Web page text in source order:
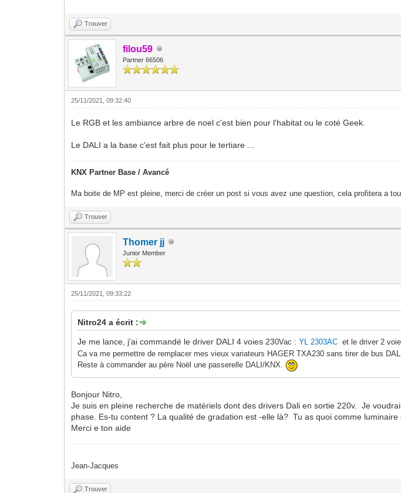
Trouver
filou59
Partner 66506
25/11/2021, 09:32:40
Le RGB et les ambiance arbre de noel c'est bien pour l'habitat ou le coté Geek.
Le DALI a la base c'est fait plus pour le tertiare ...
KNX Partner Base / Avancé
Ma boite de MP est pleine, merci de créer un post si vous avez une question, cela profitera a
Trouver
Thomer jj
Junior Member
25/11/2021, 09:33:22
Nitro24 a écrit :
Je me lance, j'ai commandé le driver DALI 4 voies 230Vac :YL 2303AC et le driver 2
Ca va me permettre de remplacer mes vieux variateurs HAGER TXA230 sans tirer de bus
Reste à commander au père Noël une passerelle DALI/KNX.
Bonjour Nitro,
Je suis en pleine recherche de matériels dont des drivers Dali en sortie 220v. Je
phase. Es-tu content ? La qualité de gradation est -elle là? Tu as quoi comme
Merci e ton aide
Jean-Jacques
Trouver